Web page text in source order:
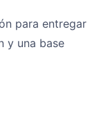
para entregar
y una base